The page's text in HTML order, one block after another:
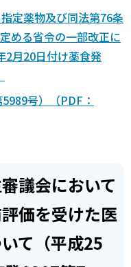
定薬物及び同法第76条
める省令の一部改正に
2月20日付け薬食発
号）（PDF：
議会において
価を受けた医
て（平成25